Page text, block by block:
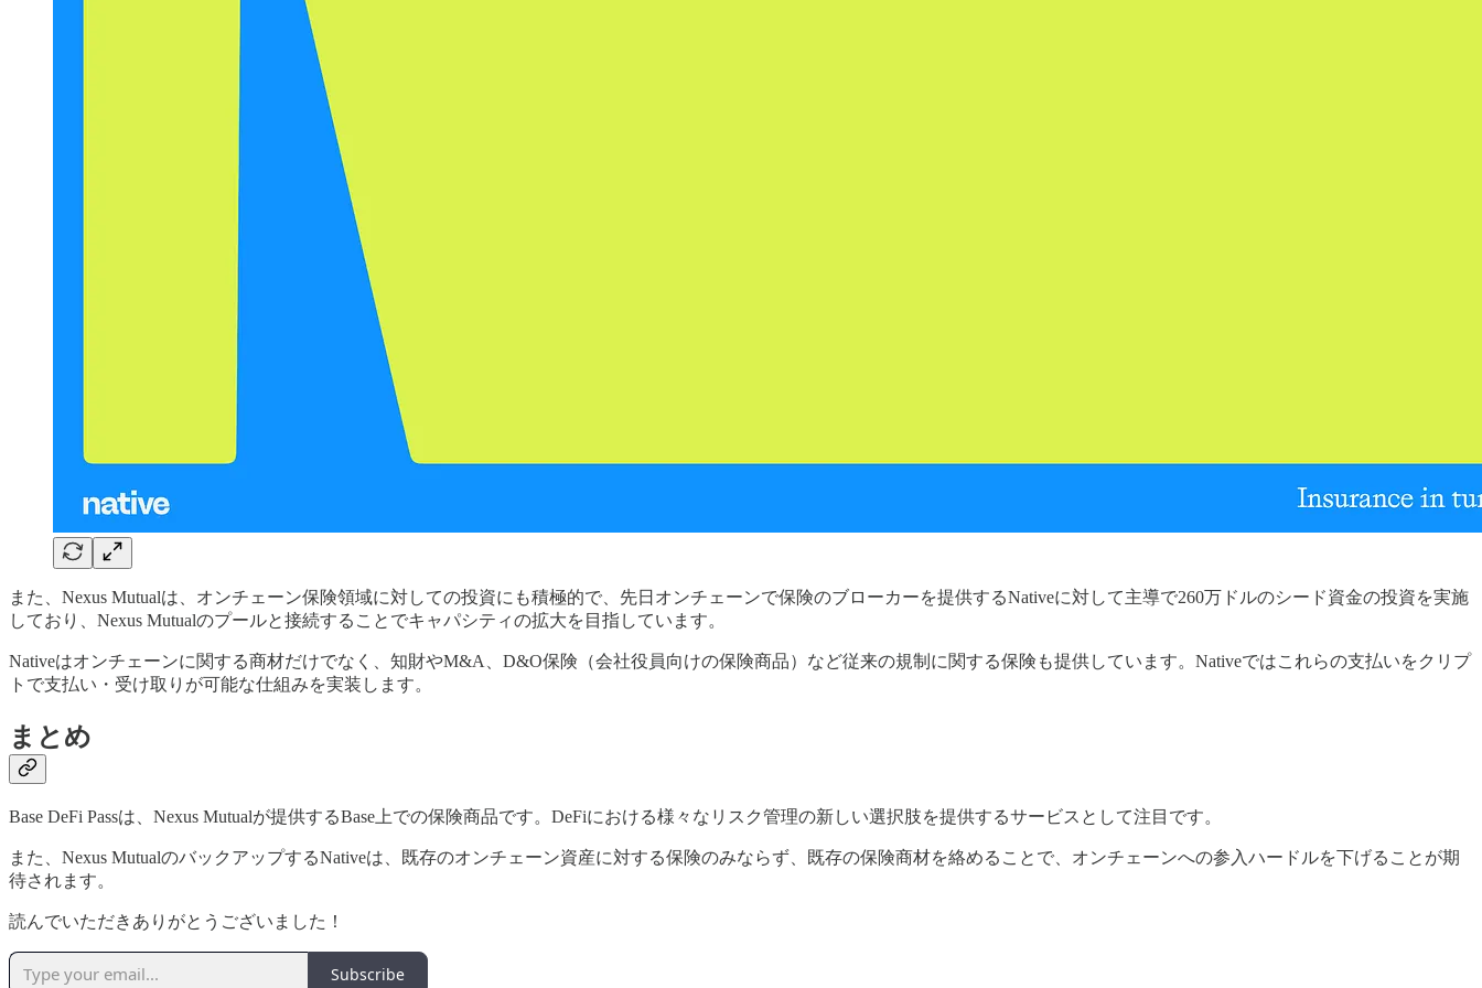
また、Nexus Mutualは、オンチェーン保険領域に対しての投資にも積極的で、先日オンチェーンで保険のブローカーを提供するNativeに対して主導で260万ドルのシード資金の投資を実施
しており、Nexus Mutualのプールと接続することでキャパシティの拡大を目指しています。
Nativeはオンチェーンに関する商材だけでなく、知財やM&A、D&O保険（会社役員向けの保険商品）など従来の規制に関する保険も提供しています。Nativeではこれらの支払いをクリプ
トで支払い・受け取りが可能な仕組みを実装します。
まとめ
Base DeFi Passは、Nexus Mutualが提供するBase上での保険商品です。DeFiにおける様々なリスク管理の新しい選択肢を提供するサービスとして注目です。
また、Nexus MutualのバックアップするNativeは、既存のオンチェーン資産に対する保険のみならず、既存の保険商材を絡めることで、オンチェーンへの参入ハードルを下げることが期
待されます。
読んでいただきありがとうございました！
Subscribe